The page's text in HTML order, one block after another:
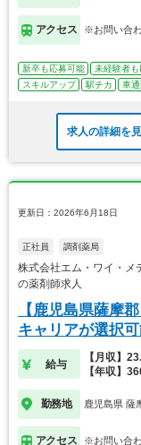
アクセス ※お問い合
新卒も応募可能 未経験者
スキルアップ
駅チカ 車
求人の詳細を
更新日：2026年6月18日
正社員 調剤薬局
株式会社エム・ワイ・
の薬剤師求人
【鹿児島県薩摩
キャリアが選択
給与
【月収】
【年収】
勤務地 鹿児島県 薩
アクセス ※お問い合